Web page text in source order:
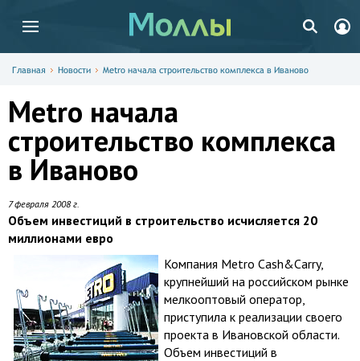
Главная Новости Metro начала строительство комплекса в Иваново
Metro начала
строительство комплекса
в Иваново
7 февраля 2008 г.
Объем инвестиций в строительство исчисляется 20
миллионами евро
Компания Metro Cash&Carry,
крупнейший на российском рынке
мелкооптовый оператор,
приступила к реализации своего
проекта в Ивановской области.
Объем инвестиций в